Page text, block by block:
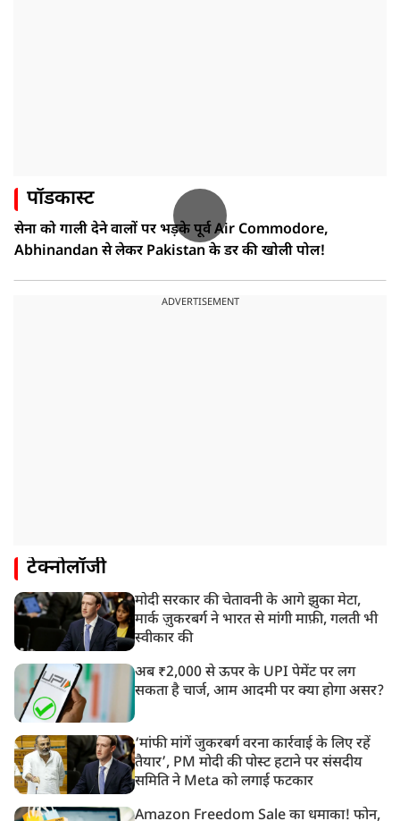
पॉडकास्ट
सेना को गाली देने वालों पर भड़के पूर्व Air Commodore,
Abhinandan से लेकर Pakistan के डर की खोली पोल!
ADVERTISEMENT
टेक्नोलॉजी
मोदी सरकार की चेतावनी के आगे झुका मेटा,
मार्क ज़ुकरबर्ग ने भारत से मांगी माफ़ी, गलती भी
स्वीकार की
अब ₹2,000 से ऊपर के UPI पेमेंट पर लग
सकता है चार्ज, आम आदमी पर क्या होगा असर?
‘मांफी मांगें जुकरबर्ग वरना कार्रवाई के लिए रहें
तैयार’, PM मोदी की पोस्ट हटाने पर संसदीय
समिति ने Meta को लगाई फटकार
Amazon Freedom Sale का धमाका! फोन,